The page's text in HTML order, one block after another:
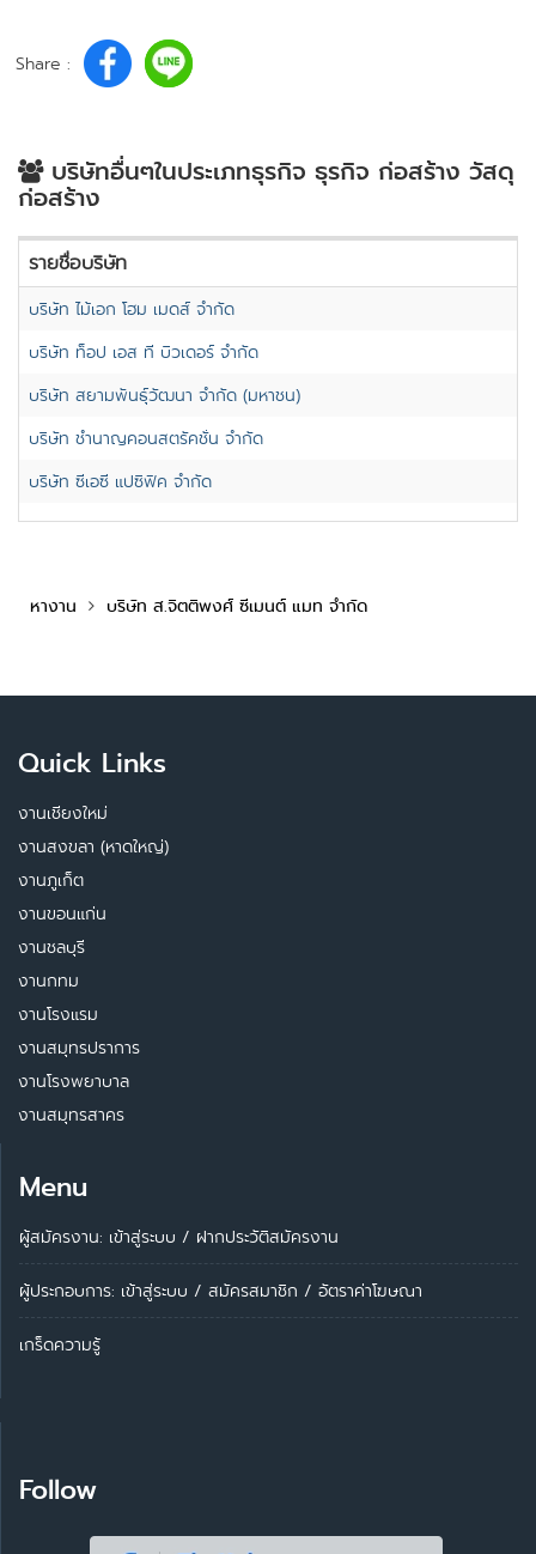
Share :
บริษัทอื่นๆในประเภทธุรกิจ ธุรกิจ ก่อสร้าง วัสดุ
ก่อสร้าง
รายชื่อบริษัท
บริษัท ไม้เอก โฮม เมดส์ จำกัด
บริษัท ท็อป เอส ที บิวเดอร์ จำกัด
บริษัท สยามพันธุ์วัฒนา จำกัด (มหาชน)
บริษัท ชำนาญคอนสตรัคชั่น จำกัด
บริษัท ซีเอซี แปซิฟิค จำกัด
หางาน บริษัท ส.จิตติพงศ์ ซีเมนต์ แมท จำกัด
Quick Links
งานเชียงใหม่
งานสงขลา (หาดใหญ่)
งานภูเก็ต
งานขอนแก่น
งานชลบุรี
งานกทม
งานโรงแรม
งานสมุทรปราการ
งานโรงพยาบาล
งานสมุทรสาคร
Menu
ผู้สมัครงาน: เข้าสู่ระบบ / ฝากประวัติสมัครงาน
ผู้ประกอบการ: เข้าสู่ระบบ / สมัครสมาชิก / อัตราค่าโฆษณา
เกร็ดความรู้
Follow